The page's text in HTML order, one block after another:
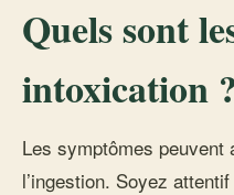
Quels sont
intoxication ?
Les symptômes peuvent
l’ingestion. Soyez